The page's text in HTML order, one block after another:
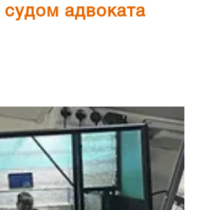
судом адвоката